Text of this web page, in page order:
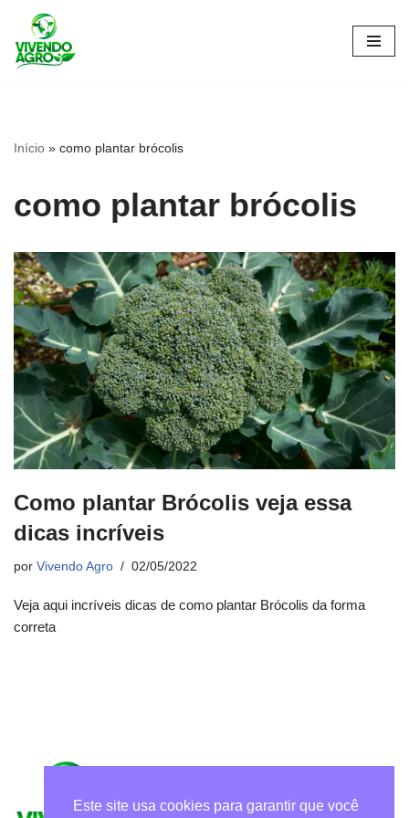
Pular
para
Início » como plantar brócolis
como plantar brócolis
Como plantar Brócolis veja essa
dicas incríveis
por Vivendo Agro 02/05/2022
Veja aqui incríveis dicas de como plantar Brócolis da forma
correta
Este site usa cookies para garantir que você